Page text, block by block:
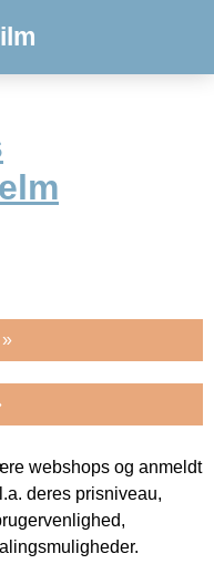
webshops og anmeldt
deres prisniveau,